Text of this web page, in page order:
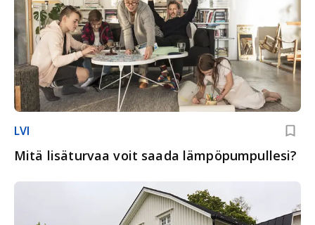
LVI
Mitä lisäturvaa voit saada lämpöpumpullesi?